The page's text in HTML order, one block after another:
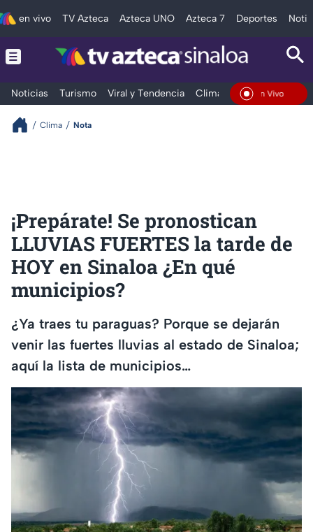
en vivo TV Azteca Azteca UNO Azteca 7 Deportes
Noticias Turismo Viral y Tendencia Clima Deportes
En Vivo
Clima Nota
¡Prepárate! Se pronostican
LLUVIAS FUERTES la tarde de
HOY en Sinaloa ¿En qué
municipios?
¿Ya traes tu paraguas? Porque se dejarán
venir las fuertes lluvias al estado de Sinaloa;
aquí la lista de municipios…